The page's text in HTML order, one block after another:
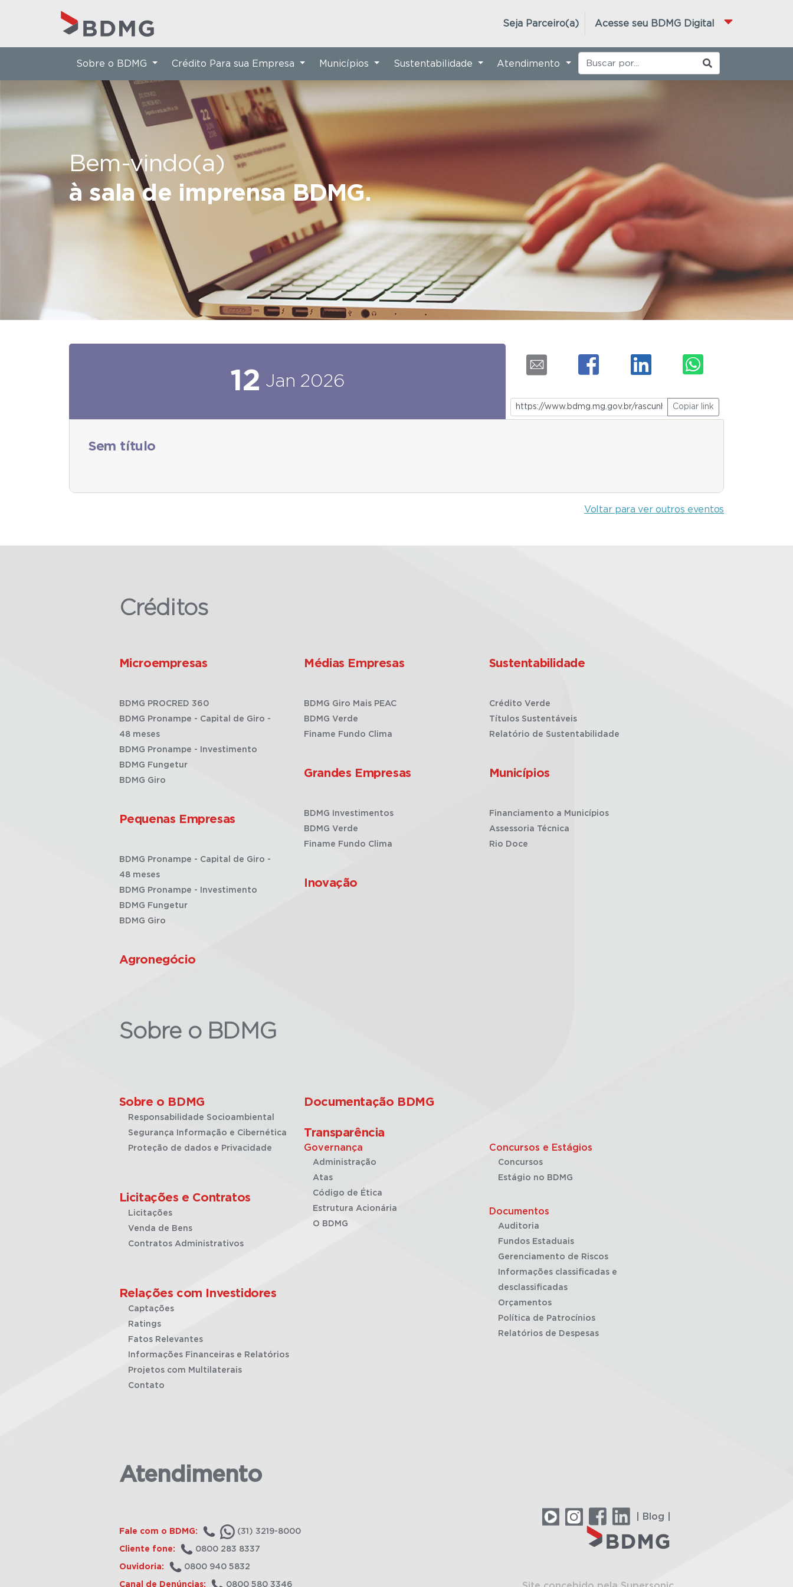
Acesse seu BDMG Digital
Seja Parceiro(a)
Bem-vindo(a)
à sala de imprensa BDMG.
Sobre o BDMG Crédito Para sua Empresa Municípios Sustentabilidade Atendimento
12 Jan 2026
Copiar link
Sem título
Voltar para ver outros eventos
Créditos
Microempresas
BDMG PROCRED 360
BDMG Pronampe - Capital de Giro -
48 meses
BDMG Pronampe - Investimento
BDMG Fungetur
BDMG Giro
Pequenas Empresas
BDMG Pronampe - Capital de Giro -
48 meses
BDMG Pronampe - Investimento
BDMG Fungetur
BDMG Giro
Agronegócio
Médias Empresas
BDMG Giro Mais PEAC
BDMG Verde
Finame Fundo Clima
Grandes Empresas
BDMG Investimentos
BDMG Verde
Finame Fundo Clima
Inovação
Sustentabilidade
Crédito Verde
Títulos Sustentáveis
Relatório de Sustentabilidade
Municípios
Financiamento a Municípios
Assessoria Técnica
Rio Doce
Sobre o BDMG
Sobre o BDMG
Responsabilidade Socioambiental
Segurança Informação e Cibernética
Proteção de dados e Privacidade
Licitações e Contratos
Licitações
Venda de Bens
Contratos Administrativos
Relações com Investidores
Captações
Ratings
Fatos Relevantes
Informações Financeiras e Relatórios
Projetos com Multilaterais
Contato
Documentação BDMG
Transparência
Governança
Administração
Atas
Código de Ética
Estrutura Acionária
O BDMG
Concursos e Estágios
Concursos
Estágio no BDMG
Documentos
Auditoria
Fundos Estaduais
Gerenciamento de Riscos
Informações classificadas e
desclassificadas
Orçamentos
Política de Patrocínios
Relatórios de Despesas
Atendimento
Fale com o BDMG: (31) 3219-8000
Cliente fone: 0800 283 8337
Ouvidoria: 0800 940 5832
Canal de Denúncias: 0800 580 3346
| Blog |